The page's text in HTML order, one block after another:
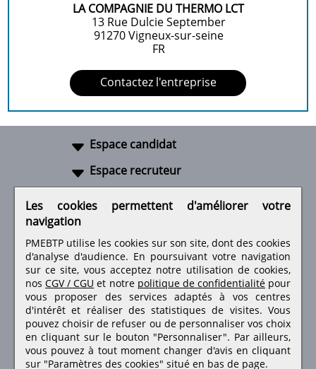
LA COMPAGNIE DU THERMO LCT
13 Rue Dulcie September
91270Vigneux-sur-seine
FR
Contactez l'entreprise
Espace candidat
Espace recruteur
Retrouvez-nous sur les réseaux sociaux
Les cookies permettent d'améliorer votre
navigation
PMEBTP utilise les cookies sur son site, dont des cookies
d'analyse d'audience. En poursuivant votre navigation
sur ce site, vous acceptez notre utilisation de cookies,
nos CGV / CGU et notre politique de confidentialité pour
vous proposer des services adaptés à vos centres
d'intérêt et réaliser des statistiques de visites.Vous
pouvez choisir de refuser ou de personnaliser vos choix
en cliquant sur le bouton "Personnaliser". Par ailleurs,
vous pouvez à tout moment changer d'avis en cliquant
sur "Paramètres des cookies" situé en bas de page.